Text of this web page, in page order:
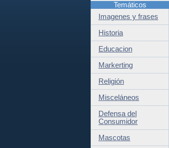
Temáticos
Imagenes y frases
Historia
Educacion
Markerting
Religión
Misceláneos
Defensa del
Consumidor
Mascotas